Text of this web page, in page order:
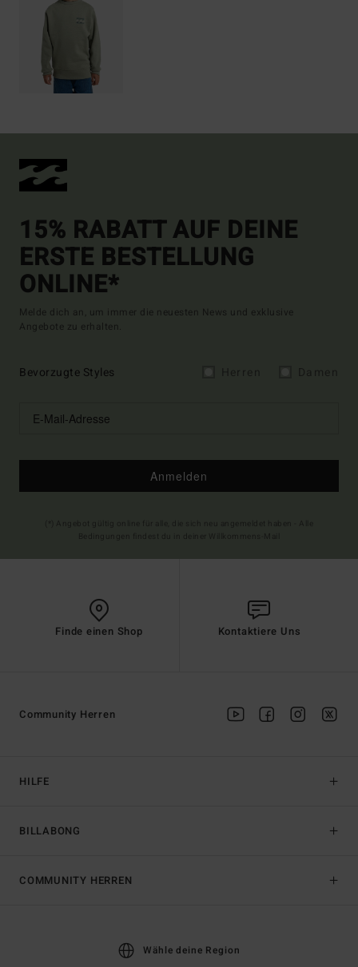
15% RABATT AUF DEINE
ERSTE BESTELLUNG
ONLINE*
Melde dich an, um immer die neuesten News und exklusive
Angebote zu erhalten.
Bevorzugte Styles
Anmelden
Finde einen Shop Kontaktiere Uns
HILFE
BILLABONG
Community Herren
COMMUNITY HERREN
Wähle deine Region